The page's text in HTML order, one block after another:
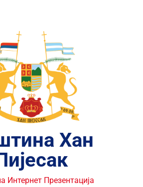
Хан
Интернет Презентација